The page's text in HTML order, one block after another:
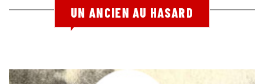
UN ANCIEN AU HASARD